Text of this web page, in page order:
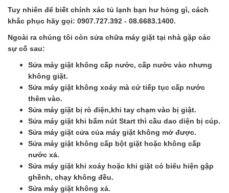
Tuy nhiên để biết chính xác tủ lạnh bạn hư hỏng gì, cách
khắc phục hãy gọi: 0907.727.392 - 08.6683.1400.
Ngoài ra chúng tôi còn sửa chữa máy giặt tại nhà gặp các
sự cố sau:
Sửa máy giặt không cấp nước, cấp nước vào nhưng
không giặt.
Sửa máy giặt không xoáy mà cứ tiếp tục cấp nước
thêm vào.
Sửa máy giặt bị rò điện,khi tay chạm vào bị giật.
Sửa máy giặt khi bấm nút Start thì cầu dao diện bị cúp.
Sửa máy giặt cửa của máy giặt không mở được.
Sửa máy giặt không cấp bột giặt hoặc không cấp
nước xả.
Sửa máy giặt khi xoáy hoặc khi giặt có biểu hiện gập
ghềnh, chạy không đều.
Sửa máy giặt không xả.